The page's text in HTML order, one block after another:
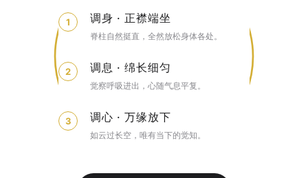
1 调身 · 正襟端坐
脊柱自然挺直，全然放松身体各处。
2 调息 · 绵长细匀
觉察呼吸进出，心随气息平复。
3 调心 · 万缘放下
如云过长空，唯有当下的觉知。
15:00
观自在菩萨